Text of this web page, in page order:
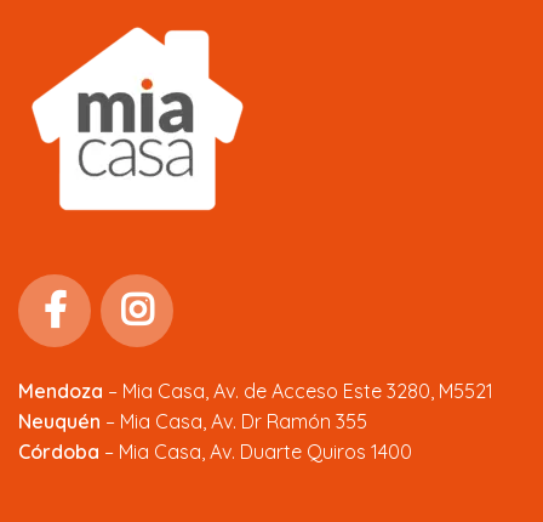
Mendoza – Mia Casa, Av. de Acceso Este 3280, M5521
Neuquén – Mia Casa, Av. Dr Ramón 355
Córdoba – Mia Casa, Av. Duarte Quiros 1400